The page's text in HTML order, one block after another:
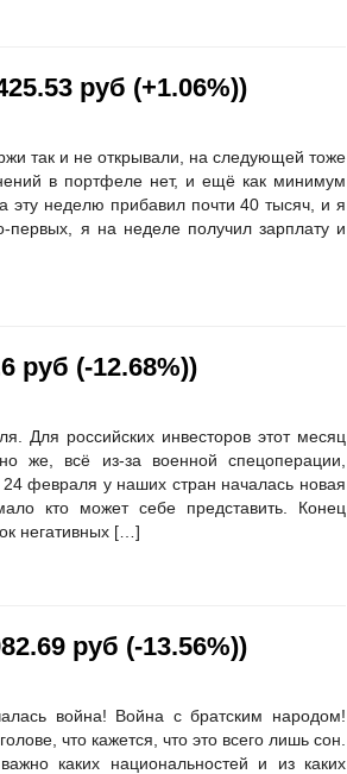
руб (+1.06%))
так и не открывали, на следующей тоже
в портфеле нет, и ещё как минимум
неделю прибавил почти 40 тысяч, и я
первых, я на неделе получил зарплату и
руб (-12.68%))
Для российских инвесторов этот месяц
же, всё из-за военной спецоперации,
февраля у наших стран началась новая
кто может себе представить. Конец
негативных […]
руб (-13.56%))
война! Война с братским народом!
что кажется, что это всего лишь сон.
каких национальностей и из каких